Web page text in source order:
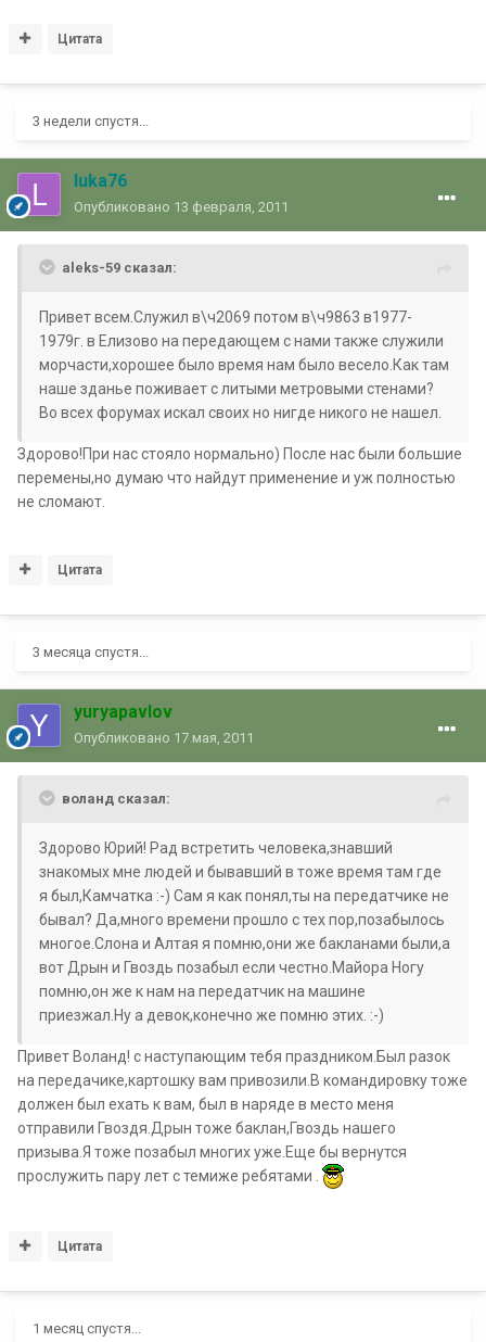
Цитата
3 недели спустя...
luka76
Опубликовано 13 февраля, 2011
aleks-59 сказал:
Привет всем.Служил в\ч2069 потом в\ч9863 в1977-
1979г. в Елизово на передающем с нами также служили
морчасти,хорошее было время нам было весело.Как там
наше зданье поживает с литыми метровыми стенами?
Во всех форумах искал своих но нигде никого не нашел.
Здорово!При нас стояло нормально) После нас были большие
перемены,но думаю что найдут применение и уж полностью
не сломают.
Цитата
3 месяца спустя...
yuryapavlov
Опубликовано 17 мая, 2011
воланд сказал:
Здорово Юрий! Рад встретить человека,знавший
знакомых мне людей и бывавший в тоже время там где
я был,Камчатка :-) Сам я как понял,ты на передатчике не
бывал? Да,много времени прошло с тех пор,позабылось
многое.Слона и Алтая я помню,они же бакланами были,а
вот Дрын и Гвоздь позабыл если честно.Майора Ногу
помню,он же к нам на передатчик на машине
приезжал.Ну а девок,конечно же помню этих. :-)
Привет Воланд! с наступающим тебя праздником.Был разок
на передачике,картошку вам привозили.В командировку тоже
должен был ехать к вам, был в наряде в место меня
отправили Гвоздя.Дрын тоже баклан,Гвоздь нашего
призыва.Я тоже позабыл многих уже.Еще бы вернутся
прослужить пару лет с темиже ребятами .
Цитата
1 месяц спустя...